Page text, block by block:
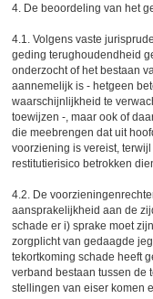
4. De beoordeling van het
4.1. Volgens vaste
geding terughoudendheid
onderzocht of het bestaan
aannemelijk is - hetgeen
waarschijnlijkheid te
toewijzen -, maar ook of
die meebrengen dat uit
voorziening is vereist,
restitutierisico betrokken
4.2. De
aansprakelijkheid aan de
schade er i) sprake moet
zorgplicht van gedaagde
tekortkoming schade heeft
verband bestaan tussen de
stellingen van eiser komen